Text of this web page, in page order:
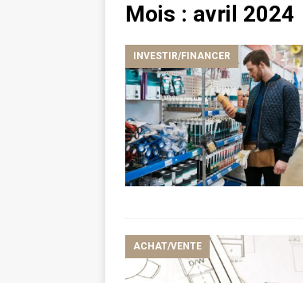
Mois : avril 2024
INVESTIR/FINANCER
ACHAT/VENTE